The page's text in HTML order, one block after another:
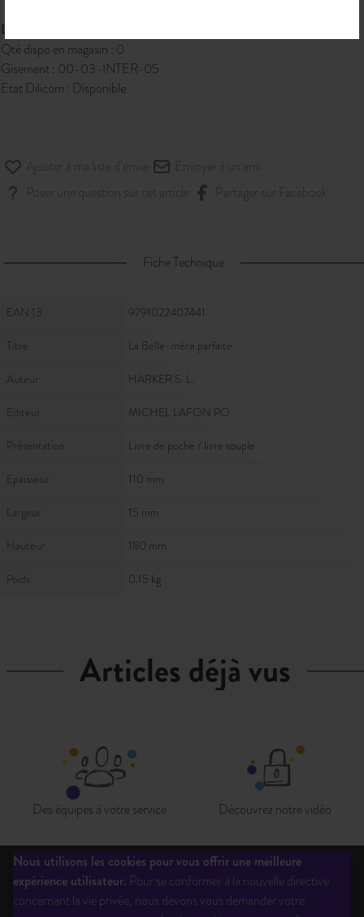
Nous utilisons les cookies pour vous offrir une meilleure
expérience utilisateur. Pour se conformer à la nouvelle directive
concernant la vie privée, nous devons vous demander votre
Disponible
Qté dispo en magasin : 0
Gisement : 00-03-INTER-05
Etat Dilicom : Disponible
Ajouter à ma liste d’envie
Envoyer à un ami
Poser une question sur cet article
Partager sur Facebook
Fiche Technique
Fiche Technique
EAN 13 9791022407441
Titre La Belle-mère parfaite
Auteur HARKER S. L.
Editeur MICHEL LAFON PO
Présentation Livre de poche / livre souple
Epaisseur 110 mm
Largeur 15 mm
Hauteur 180 mm
Poids 0.15 kg
articles déjà vus
Des équipes à votre service Découvrez notre vidéo
Qui sommes-nous?Liste des éditeursInscription newsletter
Questions fréquentes CGVOuverture de compte Mentions légales